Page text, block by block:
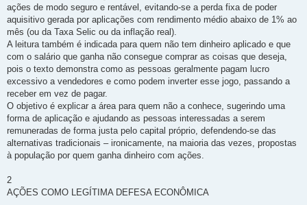
ações de modo seguro e rentável, evitando-se a perda fixa de poder
aquisitivo gerada por aplicações com rendimento médio abaixo de 1% ao
mês (ou da Taxa Selic ou da inflação real).
A leitura também é indicada para quem não tem dinheiro aplicado e que
com o salário que ganha não consegue comprar as coisas que deseja,
pois o texto demonstra como as pessoas geralmente pagam lucro
excessivo a vendedores e como podem inverter esse jogo, passando a
receber em vez de pagar.
O objetivo é explicar a área para quem não a conhece, sugerindo uma
forma de aplicação e ajudando as pessoas interessadas a serem
remuneradas de forma justa pelo capital próprio, defendendo-se das
alternativas tradicionais – ironicamente, na maioria das vezes, propostas
à população por quem ganha dinheiro com ações.
2
AÇÕES COMO LEGÍTIMA DEFESA ECONÔMICA